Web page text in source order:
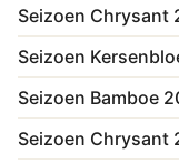
Seizoen Chrysant
Seizoen
Seizoen Bamboe
Seizoen Chrysant